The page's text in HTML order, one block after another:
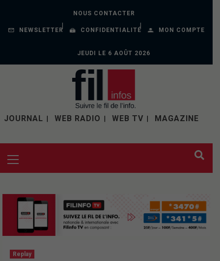
NOUS CONTACTER
NEWSLETTER CONFIDENTIALITÉ MON COMPTE
JEUDI LE 6 AOÛT 2026
JOURNAL WEB RADIO WEB TV MAGAZINE
Replay